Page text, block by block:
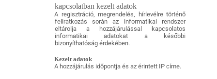
kapcsolatban kezelt adatok
A regisztráció, megrendelés, hírlevélre történő
feliratkozás során az informatikai rendszer
eltárolja a hozzájárulással kapcsolatos
informatikai adatokat a későbbi
bizonyíthatóság érdekében.
Kezelt adatok
A hozzájárulás időpontja és az érintett IP címe.